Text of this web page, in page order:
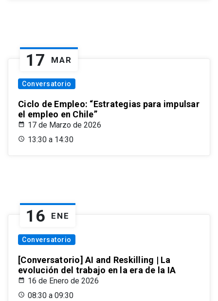
17 MAR
Conversatorio
Ciclo de Empleo: “Estrategias para impulsar
el empleo en Chile”
17 de Marzo de 2026
13:30 a 14:30
16 ENE
Conversatorio
[Conversatorio] AI and Reskilling | La
evolución del trabajo en la era de la IA
16 de Enero de 2026
08:30 a 09:30